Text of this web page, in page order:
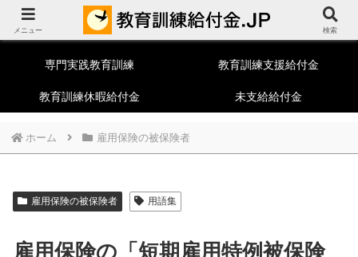
教育訓練給付制度総合ポータルサイト
一般教育訓練
専門実践教育訓練 教育訓練支援給付金
教育訓練休暇給付金 未支給給付金
ホーム 雇用保険の被保険者
雇用保険の被保険者 用語集
雇用保険の「短期雇用特例被保険
メニュー 検索